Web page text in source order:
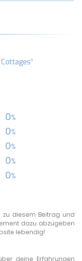
0%
0%
0%
0%
0%
zu diesem Beitrag und
dazu abzugeben
lebendig!
deine Erfahrungen